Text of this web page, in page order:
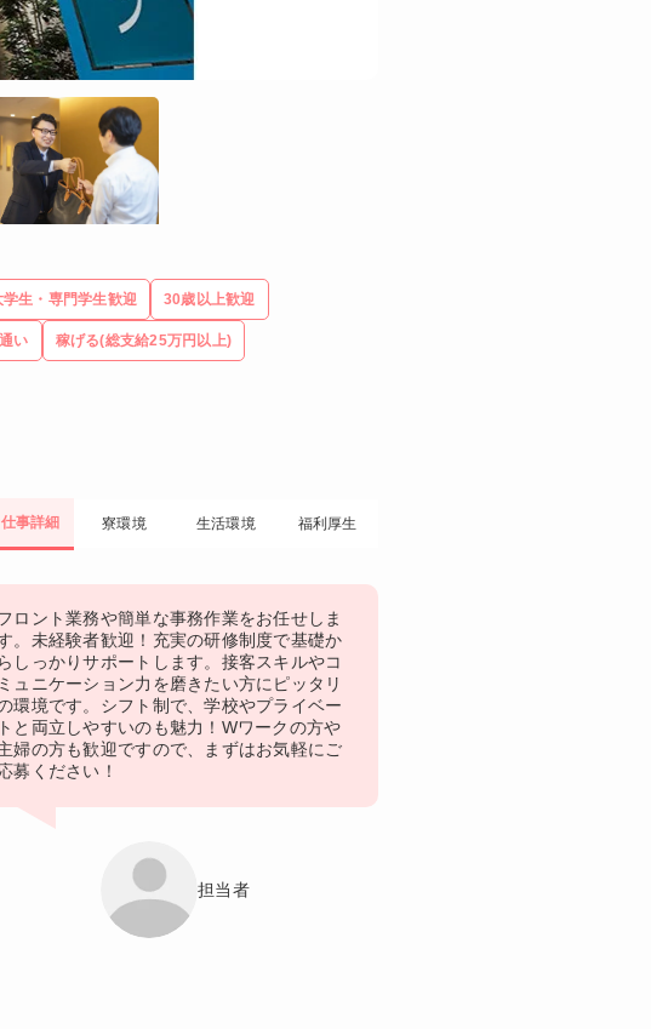
学生・専門学生歓迎 30歳以上歓迎
い 稼げる(総支給25万円以上)
事詳細 寮環境 生活環境 福利厚生
ロント業務や簡単な事務作業をお任せしま
。未経験者歓迎！充実の研修制度で基礎か
らしっかりサポートします。接客スキルやコ
ミュニケーション力を磨きたい方にピッタリ
環境です。シフト制で、学校やプライベー
トと両立しやすいのも魅力！Wワークの方や
婦の方も歓迎ですので、まずはお気軽にご
募ください！
担当者